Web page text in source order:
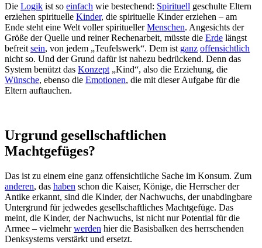
Die Logik ist so einfach wie bestechend: Spirituell geschulte Eltern
erziehen spirituelle Kinder, die spirituelle Kinder erziehen – am
Ende steht eine Welt voller spirituellerMenschen. Angesichts der
Größe der Quelle und reiner Rechenarbeit, müsste die Erde längst
befreit sein, von jedem „Teufelswerk“. Dem ist ganz offensichtlich
nicht so. Und der Grund dafür ist nahezu bedrückend. Denn das
System benützt das Konzept „Kind“, also die Erziehung, die
Wünsche, ebenso die Emotionen, die mit dieser Aufgabe für die
Eltern auftauchen.
Urgrund gesellschaftlichen
Machtgefüges?
Das ist zu einem eine ganz offensichtliche Sache im Konsum. Zum
anderen, das haben schon die Kaiser, Könige, die Herrscher der
Antike erkannt, sind die Kinder, der Nachwuchs, der unabdingbare
Untergrund für jedwedes gesellschaftliches Machtgefüge. Das
meint, die Kinder, der Nachwuchs, ist nicht nur Potential für die
Armee – vielmehrwerden hier die Basisbalken des herrschenden
Denksystems verstärkt und ersetzt.